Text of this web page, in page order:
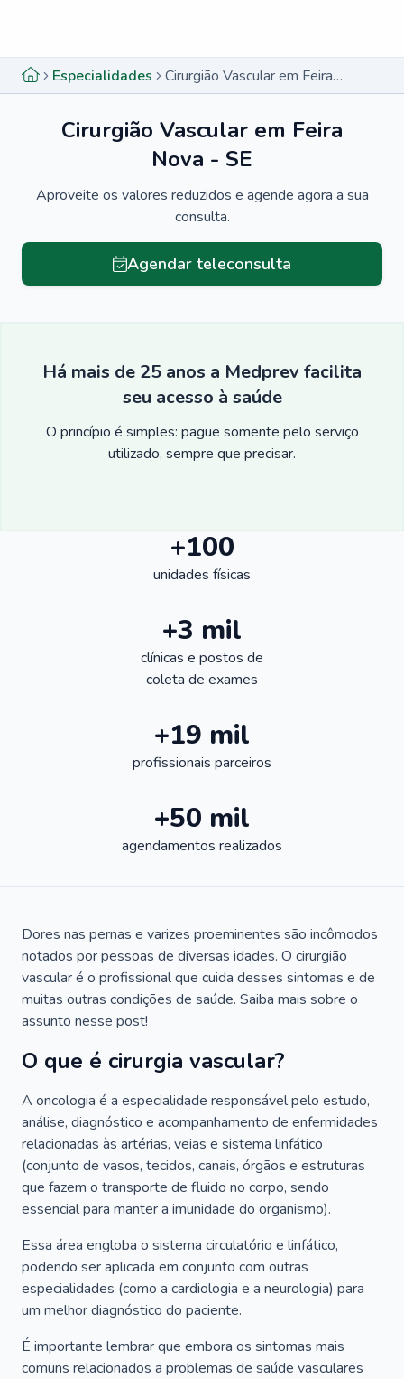
Especialidades Cirurgião Vascular em Feira Nova - SE
Cirurgião Vascular em Feira
Nova - SE
Aproveite os valores reduzidos e agende agora a sua
consulta.
Agendar teleconsulta
Há mais de 25 anos a Medprev facilita
seu acesso à saúde
O princípio é simples: pague somente pelo serviço
utilizado, sempre que precisar.
+100
unidades físicas
+3 mil
clínicas e postos de
coleta de exames
+19 mil
profissionais parceiros
+50 mil
agendamentos realizados
Dores nas pernas e varizes proeminentes são incômodos
notados por pessoas de diversas idades. O cirurgião
vascular é o profissional que cuida desses sintomas e de
muitas outras condições de saúde. Saiba mais sobre o
assunto nesse post!
O que é cirurgia vascular?
A oncologia é a especialidade responsável pelo estudo,
análise, diagnóstico e acompanhamento de enfermidades
relacionadas às artérias, veias e sistema linfático
(conjunto de vasos, tecidos, canais, órgãos e estruturas
que fazem o transporte de fluido no corpo, sendo
essencial para manter a imunidade do organismo).
Essa área engloba o sistema circulatório e linfático,
podendo ser aplicada em conjunto com outras
especialidades (como a cardiologia e a neurologia) para
um melhor diagnóstico do paciente.
É importante lembrar que embora os sintomas mais
comuns relacionados a problemas de saúde vasculares